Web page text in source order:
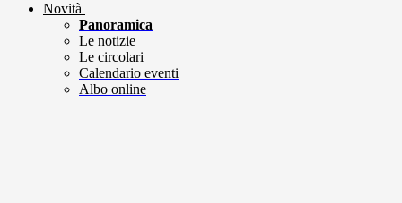
Novità
Panoramica
Le notizie
Le circolari
Calendario eventi
Albo online